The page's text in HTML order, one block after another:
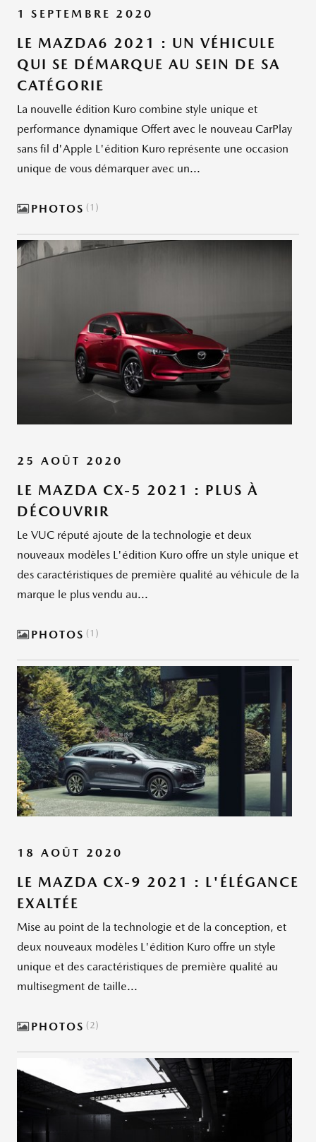
1 SEPTEMBRE 2020
LE MAZDA6 2021 : UN VÉHICULE
QUI SE DÉMARQUE AU SEIN DE SA
CATÉGORIE
La nouvelle édition Kuro combine style unique et
performance dynamique Offert avec le nouveau CarPlay
sans fil d'Apple L'édition Kuro représente une occasion
unique de vous démarquer avec un...
PHOTOS 1
25 AOÛT 2020
LE MAZDA CX-5 2021 : PLUS À
DÉCOUVRIR
Le VUC réputé ajoute de la technologie et deux
nouveaux modèles L'édition Kuro offre un style unique et
des caractéristiques de première qualité au véhicule de la
marque le plus vendu au...
PHOTOS 1
18 AOÛT 2020
LE MAZDA CX-9 2021 : L'ÉLÉGANCE
EXALTÉE
Mise au point de la technologie et de la conception, et
deux nouveaux modèles L'édition Kuro offre un style
unique et des caractéristiques de première qualité au
multisegment de taille...
PHOTOS 2